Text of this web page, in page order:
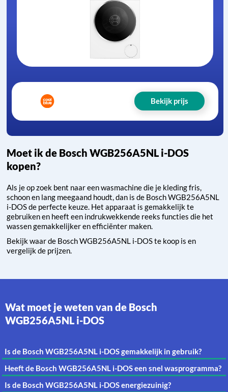
Moet ik de Bosch WGB256A5NL i-DOS
kopen?
Als je op zoek bent naar een wasmachine die je kleding fris,
schoon en lang meegaand houdt, dan is de Bosch WGB256A5NL
i-DOS de perfecte keuze. Het apparaat is gemakkelijk te
gebruiken en heeft een indrukwekkende reeks functies die het
wassen gemakkelijker en efficiënter maken.
Bekijk waar de Bosch WGB256A5NL i-DOS te koop is en
vergelijk de prijzen.
Bekijk prijs
Wat moet je weten van de Bosch
WGB256A5NL i-DOS
Is de Bosch WGB256A5NL i-DOS gemakkelijk in gebruik?
Heeft de Bosch WGB256A5NL i-DOS een snel wasprogramma?
Is de Bosch WGB256A5NL i-DOS energiezuinig?